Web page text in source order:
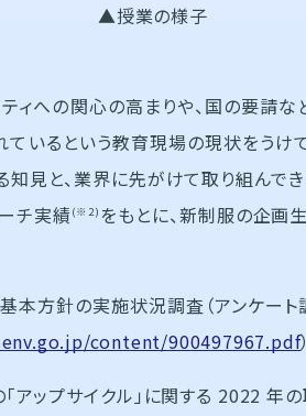
▲授業の様子
ィへの関心の高まりや、国の要請
ているという教育現場の現状をうけ
知見と、業界に先がけて取り組んで
チ実績(※2) をもとに、新制服の企画
方針の実施状況調査（アンケート調
content/900497967.pdf
アップサイクル」に関する 2022 年の